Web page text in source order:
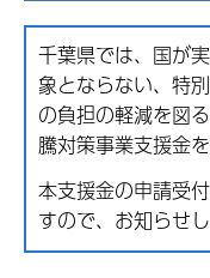
千葉県では、国が
象とならない、特
の負担の軽減を図
騰対策事業支援金
本支援金の申請受
すので、お知らせし